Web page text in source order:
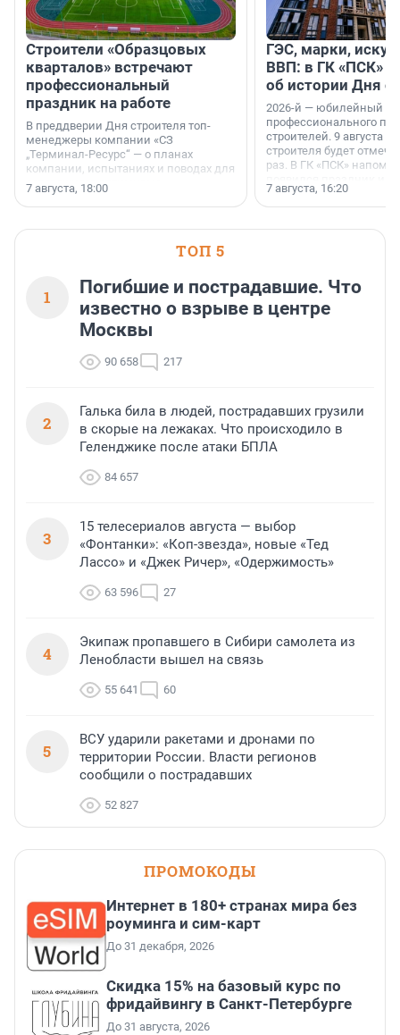
Строители «Образцовых
кварталов» встречают
профессиональный
праздник на работе
В преддверии Дня строителя топ-
менеджеры компании «СЗ
„Терминал-Ресурс“ — о планах
компании, испытаниях и поводах для
осторожного оптимизма.
7 августа, 18:00
ГЭС, марки,
ВВП: в ГК «ПСК»
об истории Дня
2026-й — юбилейный
профессионального
строителей. 9 августа
строителя будет
раз. В ГК «ПСК»
поменялась роль
7 августа, 16:20
ТОП 5
1
Погибшие и пострадавшие. Что
известно о взрыве в центре
Москвы
90 658 217
2
Галька била в людей, пострадавших грузили
в скорые на лежаках. Что происходило в
Геленджике после атаки БПЛА
84 657
3
15 телесериалов августа — выбор
«Фонтанки»: «Коп-звезда», новые «Тед
Лассо» и «Джек Ричер», «Одержимость»
63 596 27
4
Экипаж пропавшего в Сибири самолета из
Ленобласти вышел на связь
55 641 60
5
ВСУ ударили ракетами и дронами по
территории России. Власти регионов
сообщили о пострадавших
52 827
ПРОМОКОДЫ
Интернет в 180+ странах мира без
роуминга и сим-карт
До 31 декабря, 2026
Скидка 15% на базовый курс по
фридайвингу в Санкт-Петербурге
До 31 августа, 2026